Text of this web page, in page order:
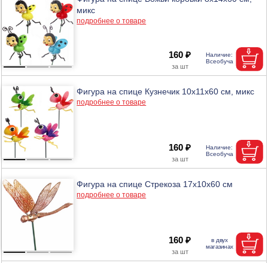
микс
подробнее о товаре
160 ₽
Фигура на спице Кузнечик 10х11х60 см, микс
подробнее о товаре
160 ₽
Фигура на спице Стрекоза 17х10х60 см
подробнее о товаре
160 ₽